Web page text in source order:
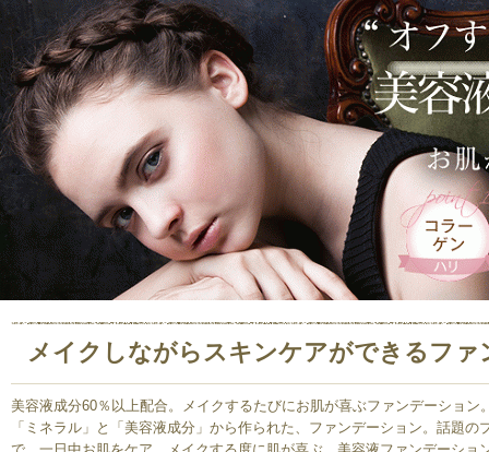
メイクしながらスキンケアができるファ
美容液成分60％以上配合。メイクするたびにお肌が喜ぶファンデーション
「ミネラル」と「美容液成分」から作られた、ファンデーション。話題